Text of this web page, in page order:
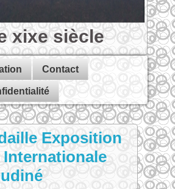
xixe siècle
Contact
Exposition